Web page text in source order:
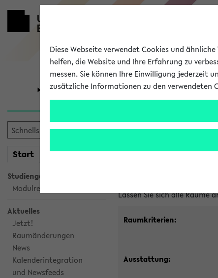
Universität Forschung
Start meineKVV
Studiengangsauswahl
Modulrecherche
Aktuelles
Jetzt!
Raumänderungen
News
Kalenderintegration
und Newsfeeds
Im eKVV
Lassen Sie sich alle Räume
Raumkriterien:
Ausstattung:
Diese Webseite verwendet Cookies und
helfen, die Website und Ihre Erfahrung zu
messen. Sie können Ihre Einwilligung jederzeit
zusätzliche Informationen zu den verwendeten